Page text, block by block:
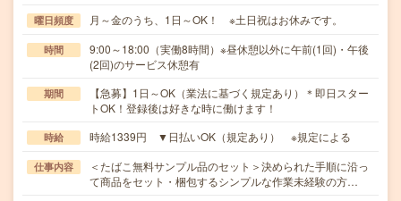
曜日頻度 月～金のうち、1日～OK！ ※土日祝はお休みです。
時間
9:00～18:00（実働8時間）※昼休憩以外に午前(1回)・午後
(2回)のサービス休憩有
期間
【急募】1日～OK（業法に基づく規定あり）＊即日スター
トOK！登録後は好きな時に働けます！
時給 時給1339円 ▼日払いOK（規定あり） ※規定による
仕事内容
＜たばこ無料サンプル品のセット＞決められた手順に沿っ
て商品をセット・梱包するシンプルな作業未経験の方…